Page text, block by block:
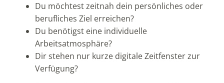
Du möchtest zeitnah dein persönliches oder
berufliches Ziel erreichen?
Du benötigst eine individuelle
Arbeitsatmosphäre?
Dir stehen nur kurze digitale Zeitfenster zur
Verfügung?